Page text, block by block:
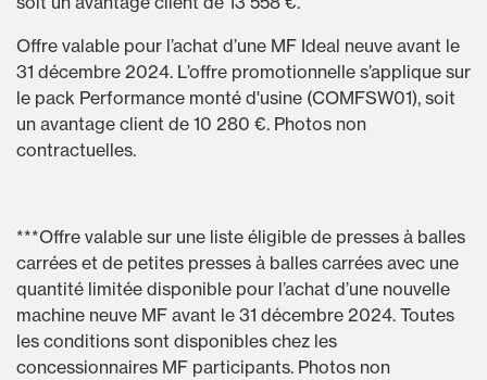
Offre valable pour l’achat d’une MF Ideal neuve avant le
31 décembre 2024. L’offre promotionnelle s’applique sur
le pack Performance monté d'usine (COMFSW01), soit
un avantage client de 10 280 €. Photos non
contractuelles.
***Offre valable sur une liste éligible de presses à balles
carrées et de petites presses à balles carrées avec une
quantité limitée disponible pour l’achat d’une nouvelle
machine neuve MF avant le 31 décembre 2024. Toutes
les conditions sont disponibles chez les
concessionnaires MF participants. Photos non